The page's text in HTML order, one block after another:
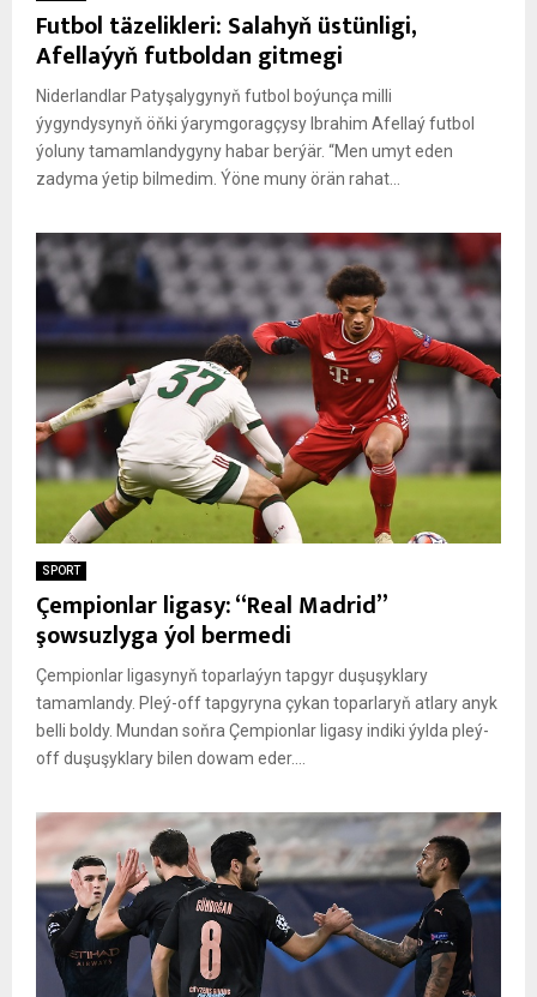
Futbol täzelikleri: Salahyň üstünligi,
Afellaýyň futboldan gitmegi
Niderlandlar Patyşalygynyň futbol boýunça milli
ýygyndysynyň öňki ýarymgoragçysy Ibrahim Afellaý futbol
ýoluny tamamlandygyny habar berýär. “Men umyt eden
zadyma ýetip bilmedim. Ýöne muny örän rahat...
SPORT
Çempionlar ligasy: “Real Madrid”
şowsuzlyga ýol bermedi
Çempionlar ligasynyň toparlaýyn tapgyr duşuşyklary
tamamlandy. Pleý-off tapgyryna çykan toparlaryň atlary anyk
belli boldy. Mundan soňra Çempionlar ligasy indiki ýylda pleý-
off duşuşyklary bilen dowam eder....